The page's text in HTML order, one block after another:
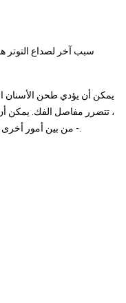
سبب آخر لصداع التوتر
يمكن أن يؤدي طحن الأسنان
، تتضرر مفاصل الفك. يمكن أن